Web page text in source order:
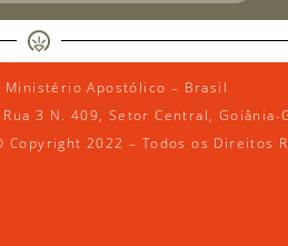
Ministério Apostólico – Brasil
3 N. 409, Setor Central, Goiânia-
2022 – Todos os Direitos